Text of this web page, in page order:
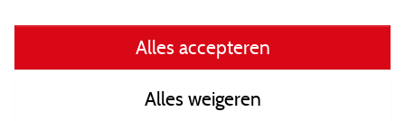
General terms of use
Contact gegevens
Alles accepteren
Alles weigeren